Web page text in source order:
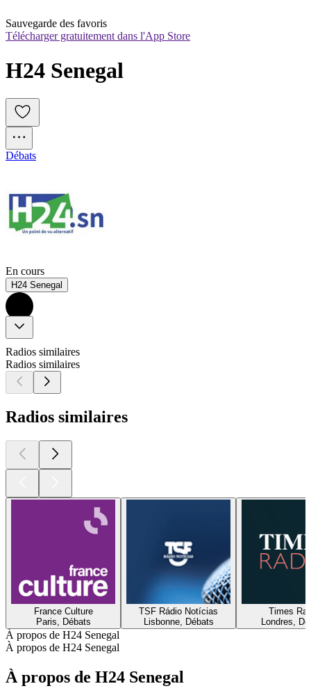
Sauvegarde des favoris
Télécharger gratuitement dans l'App Store
H24 Senegal
Débats
En cours
H24 Senegal
Radios similaires
Radios similaires
Radios similaires
France Culture
Paris, Débats
TSF Rádio Notícias
Lisbonne, Débats
Times
Londres,
À propos de H24 Senegal
À propos de H24 Senegal
À propos de H24 Senegal